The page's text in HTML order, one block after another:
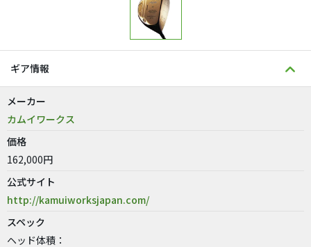
ギア情報
メーカー
カムイワークス
価格
162,000円
公式サイト
http://kamuiworksjapan.com/
スペック
ヘッド体積：